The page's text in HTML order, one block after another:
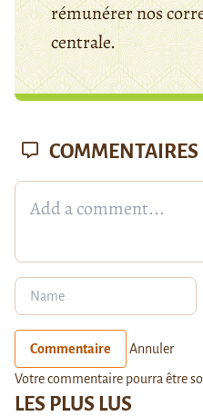
rémunérer nos
centrale.
LES PLUS LUS
COMMENTAIRES
Commentaire Annuler
Votre commentaire pourra être